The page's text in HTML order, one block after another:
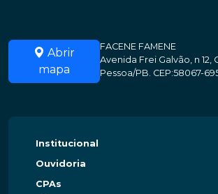
Abrir
mapa
FACENE FAMENE
Avenida Frei Galvão, n 12,
Pessoa/PB. CEP:58067-
Institucional
Ouvidoria
CPAs